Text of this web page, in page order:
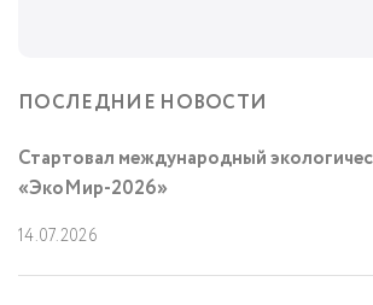
ПОСЛЕДНИЕ НОВОСТИ
Стартовал международный
«ЭкоМир-2026»
14.07.2026